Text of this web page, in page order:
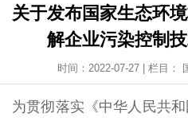
关于发布国家生态环
解企业污染控制
时间：2022-07-27 | 栏目：
为贯彻落实《中华人民共